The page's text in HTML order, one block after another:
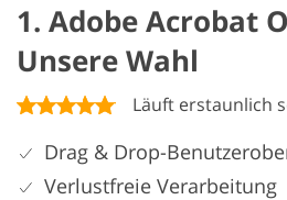
1. Adobe Acrobat
Unsere Wahl
Läuft erstaunlich
Drag & Drop-
Verlustfreie Verarbeitung